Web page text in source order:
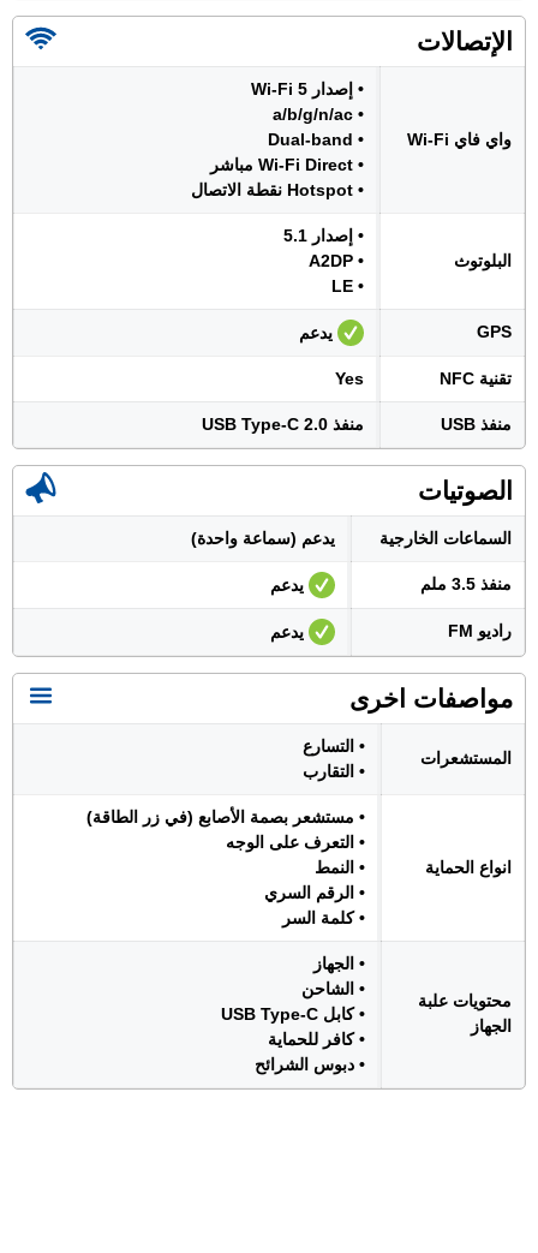
الإتصالات
واي فاي Wi-Fi
• إصدار Wi-Fi 5
• a/b/g/n/ac
• Dual-band
• Wi-Fi Direct مباشر
• Hotspot نقطة الاتصال
البلوتوث
• إصدار 5.1
• A2DP
• LE
GPS يدعم
تقنية NFC Yes
منفذ USB منفذ USB Type-C 2.0
الصوتيات
السماعات الخارجية يدعم (سماعة واحدة)
منفذ 3.5 ملم يدعم
راديو FM يدعم
مواصفات اخرى
المستشعرات
• التسارع
• التقارب
انواع الحماية
• مستشعر بصمة الأصابع (في زر الطاقة)
• التعرف على الوجه
• النمط
• الرقم السري
• كلمة السر
محتويات علبة
الجهاز
• الجهاز
• الشاحن
• كابل USB Type-C
• كافر للحماية
• دبوس الشرائح